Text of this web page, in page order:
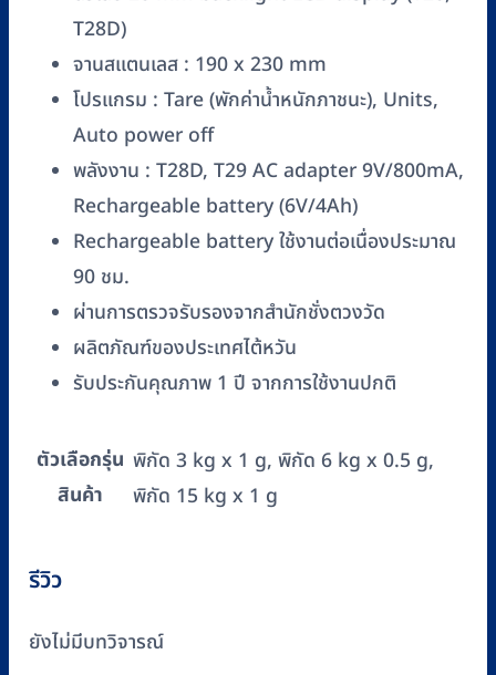
เดียว)
T28D)
จานสแตนเลส : 190 x 230 mm
โปรแกรม : Tare (พักค่าน้ำหนักภาชนะ), Units,
Auto power off
พลังงาน : T28D, T29 AC adapter 9V/800mA,
Rechargeable battery (6V/4Ah)
Rechargeable battery ใช้งานต่อเนื่องประมาณ
90 ชม.
ผ่านการตรวจรับรองจากสำนักชั่งตวงวัด
ผลิตภัณฑ์ของประเทศไต้หวัน
รับประกันคุณภาพ 1 ปี จากการใช้งานปกติ
ตัวเลือกรุ่น
สินค้า
พิกัด 3 kg x 1 g, พิกัด 6 kg x 0.5 g,
พิกัด 15 kg x 1 g
รีวิว
ยังไม่มีบทวิจารณ์